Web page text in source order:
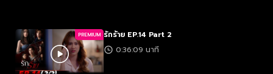
PREMIUM รักร้าย EP.14 Part 2
0:36:09 นาที